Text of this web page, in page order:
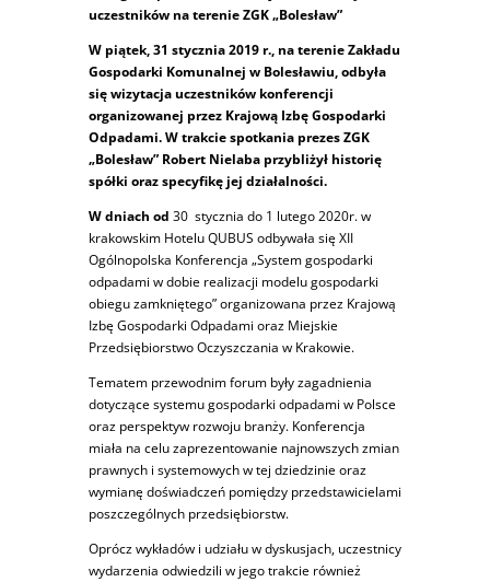
uczestników na terenie ZGK „Bolesław”
W piątek, 31 stycznia 2019 r., na terenie Zakładu
Gospodarki Komunalnej w Bolesławiu, odbyła
się wizytacja uczestników konferencji
organizowanej przez Krajową Izbę Gospodarki
Odpadami. W trakcie spotkania prezes ZGK
„Bolesław” Robert Nielaba przybliżył historię
spółki oraz specyfikę jej działalności.
W dniach od 30 stycznia do 1 lutego 2020r. w
krakowskim Hotelu QUBUS odbywała się XII
Ogólnopolska Konferencja „System gospodarki
odpadami w dobie realizacji modelu gospodarki
obiegu zamkniętego” organizowana przez Krajową
Izbę Gospodarki Odpadami oraz Miejskie
Przedsiębiorstwo Oczyszczania w Krakowie.
Tematem przewodnim forum były zagadnienia
dotyczące systemu gospodarki odpadami w Polsce
oraz perspektyw rozwoju branży. Konferencja
miała na celu zaprezentowanie najnowszych zmian
prawnych i systemowych w tej dziedzinie oraz
wymianę doświadczeń pomiędzy przedstawicielami
poszczególnych przedsiębiorstw.
Oprócz wykładów i udziału w dyskusjach, uczestnicy
wydarzenia odwiedzili w jego trakcie również